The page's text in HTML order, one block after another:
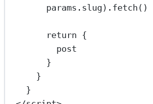
params.slug). fetch ()
return {
post
}
}
}